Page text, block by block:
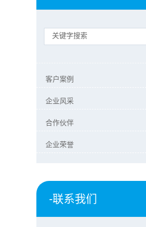
客户案例
企业风采
合作伙伴
企业荣誉
-联系我们